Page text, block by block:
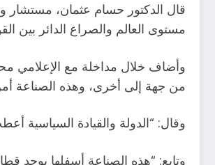
قال الدكتور حسام عثمان، مستشار
مستوى العالم والصراع الدائر بين
وأضاف خلال مداخلة مع الإعلامي
من جهة إلى أخرى، وهذه الصناعة
وقال: “الدولة والقيادة السياسية
وتابع: “هذه الصناعة أسفلها يوجد